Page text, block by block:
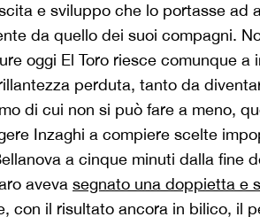
e sviluppo che lo portasse ad
da quello dei suoi compagni.
oggi El Toro riesce comunque a
perduta, tanto da
di cui non si può fare a meno,
Inzaghi a compiere scelte
a cinque minuti dalla fine
aveva segnato una doppietta e
con il risultato ancora in bilico, il